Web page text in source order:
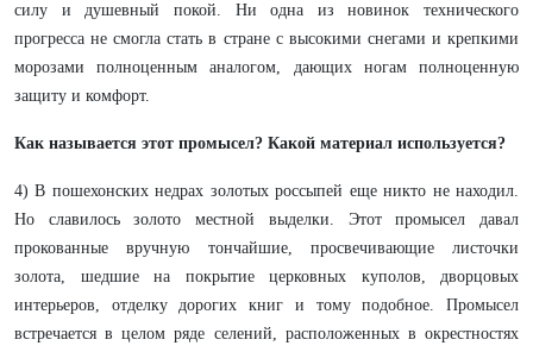
силу и душевный покой. Ни одна из новинок технического
прогресса не смогла стать в стране с высокими снегами и крепкими
морозами полноценным аналогом, дающих ногам полноценную
защиту и комфoрт.
Как называется этот промысел? Какой материал используется?
4) В пошехонских недрах золотых россыпей еще никто не находил.
Но славилось золото местной выделки. Этот промысел давал
прокованные вручную тончайшие, просвечивающие листочки
золота, шедшие на покрытие церковных куполов, дворцовых
интерьеров, отделку дорогих книг и тому подобное. Промысел
встречается в целом ряде селений, расположенных в окрестностях